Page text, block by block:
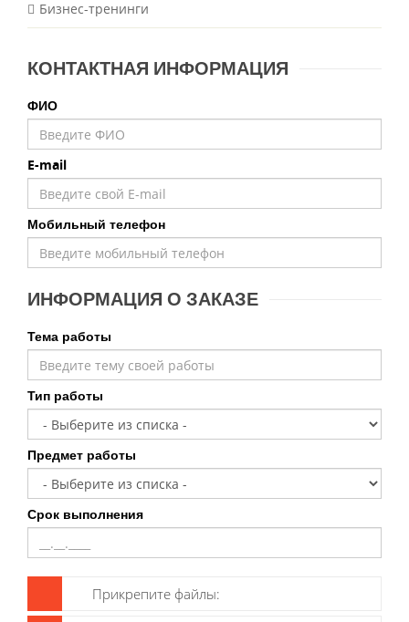
Бизнес-тренинги
КОНТАКТНАЯ ИНФОРМАЦИЯ
ФИО
E-mail
Мобильный телефон
ИНФОРМАЦИЯ О ЗАКАЗЕ
Тема работы
Тип работы
Предмет работы
Срок выполнения
Прикрепите файлы: